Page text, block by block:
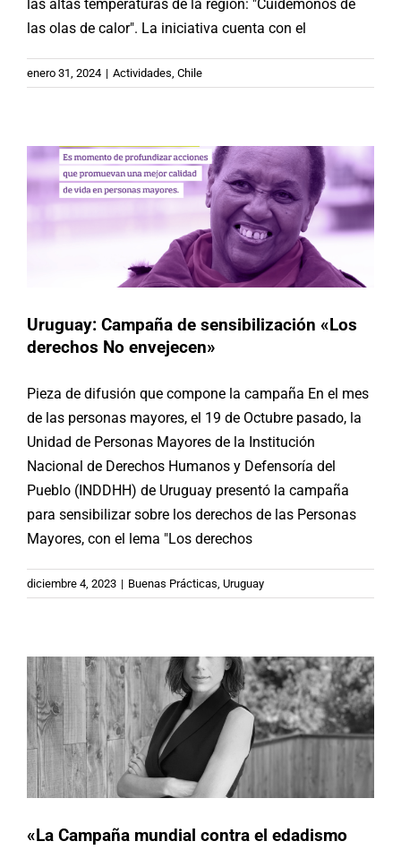
las altas temperaturas de la región: "Cuidémonos de
las olas de calor". La iniciativa cuenta con el
enero 31, 2024 | Actividades, Chile
Uruguay: Campaña de
sensibilización «Los derechos No
Uruguay: Campaña de sensibilización «Los
derechos No envejecen»
Pieza de difusión que compone la campaña En el mes
de las personas mayores, el 19 de Octubre pasado, la
Unidad de Personas Mayores de la Institución
Nacional de Derechos Humanos y Defensoría del
Pueblo (INDDHH) de Uruguay presentó la campaña
para sensibilizar sobre los derechos de las Personas
Mayores, con el lema "Los derechos
diciembre 4, 2023 | Buenas Prácticas Uruguay
«La Campaña mundial contra el
edadismo espera crear un mundo
«La Campaña mundial contra el edadismo